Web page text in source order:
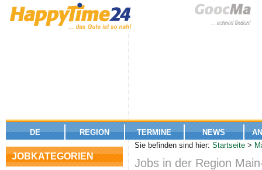
DE REGION TERMINE NEWS
JOBKATEGORIEN
Sie befinden sind hier: Startseite >
Jobs in der Region